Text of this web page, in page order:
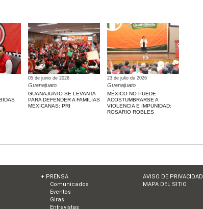
05 de junio de 2026
Guanajuato
GUANAJUATO SE LEVANTA
PARA DEFENDER A FAMILIAS
MEXICANAS: PRI
23 de julio de 2026
Guanajuato
MÉXICO NO PUEDE
ACOSTUMBRARSE A
VIOLENCIA E IMPUNIDAD:
ROSARIO ROBLES
+ PRENSA
Comunicados
Eventos
Giras
Entrevistas
AVISO DE PRIVACIDAD
MAPA DEL SITIO